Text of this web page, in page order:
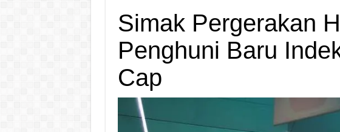
Simak Pergerakan
Penghuni Baru
Cap